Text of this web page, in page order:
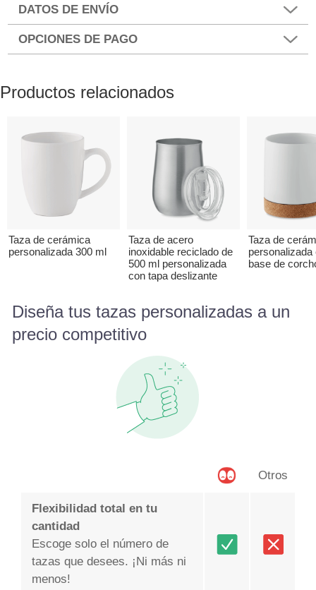
DATOS DE ENVÍO
OPCIONES DE PAGO
Productos relacionados
Taza de cerámica
personalizada 300 ml
Taza de acero
inoxidable reciclado de
500 ml personalizada
con tapa deslizante
Taza de
personalizada
base de
Diseña tus tazas personalizadas a un
precio competitivo
Otros
Flexibilidad total en tu
cantidad
Escoge solo el número de
tazas que desees. ¡Ni más ni
menos!